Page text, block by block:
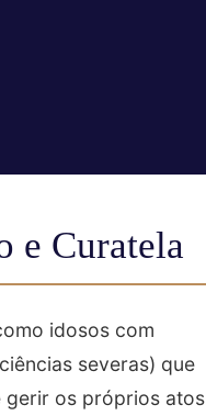
e Curatela
idosos com
severas) que
gerir os próprios atos